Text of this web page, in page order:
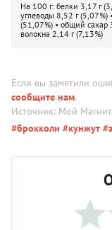
На 100 г: белки 3,17 г
углеводы 8,52 г
(51,07%) • общий
волокна 2,14 г (7,13%)
Если вы заметили
сообщите нам.
Источник: Мой Магнит
#брокколи #кунжут